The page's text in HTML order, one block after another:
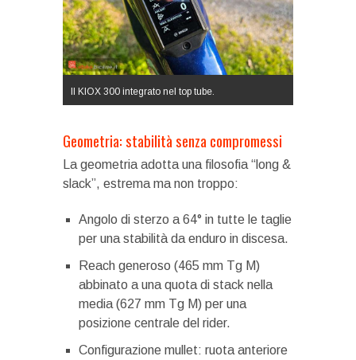
Il KIOX 300 integrato nel top tube.
Geometria: stabilità senza compromessi
La geometria adotta una filosofia “long &
slack”, estrema ma non troppo:
Angolo di sterzo a 64° in tutte le taglie
per una stabilità da enduro in discesa.
Reach generoso (465 mm Tg M)
abbinato a una quota di stack nella
media (627 mm Tg M) per una
posizione centrale del rider.
Configurazione mullet: ruota anteriore